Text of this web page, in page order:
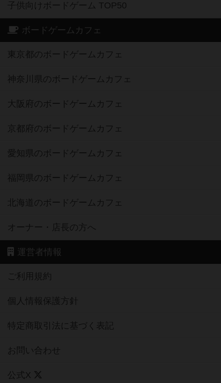
子供向けボードゲーム TOP50
ボードゲームカフェ
東京都のボードゲームカフェ
神奈川県のボードゲームカフェ
大阪府のボードゲームカフェ
京都府のボードゲームカフェ
愛知県のボードゲームカフェ
福岡県のボードゲームカフェ
北海道のボードゲームカフェ
オーナー・店長の方へ
運営者情報
ご利用規約
個人情報保護方針
特定商取引法に基づく表記
お問い合わせ
公式X